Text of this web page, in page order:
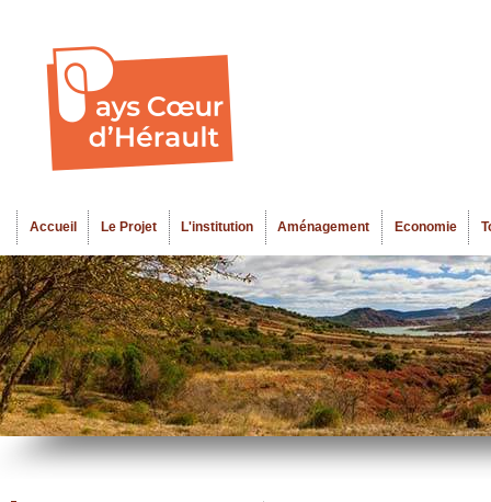
Menu principal
Accueil Le Projet L'institution Aménagement Economie